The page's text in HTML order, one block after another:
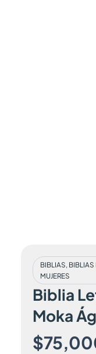
BIBLIAS, BIBLIAS
MUJERES
Biblia
Moka
$